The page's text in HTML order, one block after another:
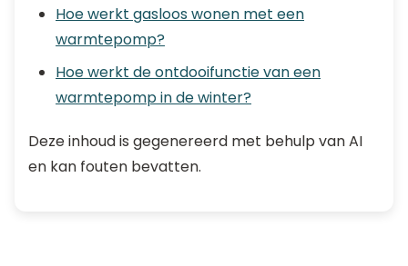
Hoe werkt gasloos wonen met een
warmtepomp?
Hoe werkt de ontdooifunctie van een
warmtepomp in de winter?
Deze inhoud is gegenereerd met behulp van AI
en kan fouten bevatten.